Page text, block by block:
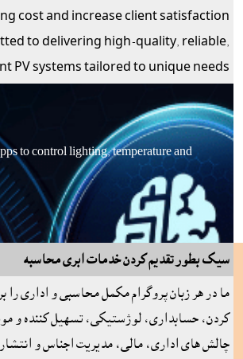
cost and increase client satisfaction.
to delivering high-quality, reliable,
PV systems tailored to unique needs.
to control lighting, temperature and
سيک بطور تقديم کردن خدمات ابرى محاسبه
ما در هر زبان پروگرام مکمل محاسبى و ادارى
کردن، حسابدارى، لوژستيکى، تسهيل کننده و
چالش هاى ادارى، مالى، مديريت اجناس و